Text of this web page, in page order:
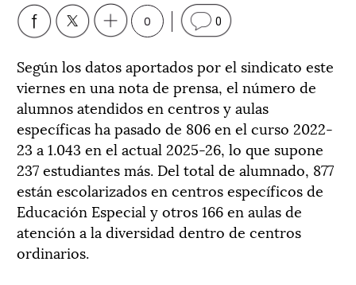
0 0
Según los datos aportados por el sindicato este
viernes en una nota de prensa, el número de
alumnos atendidos en centros y aulas
específicas ha pasado de 806 en el curso 2022-
23 a 1.043 en el actual 2025-26, lo que supone
237 estudiantes más. Del total de alumnado, 877
están escolarizados en centros específicos de
Educación Especial y otros 166 en aulas de
atención a la diversidad dentro de centros
ordinarios.